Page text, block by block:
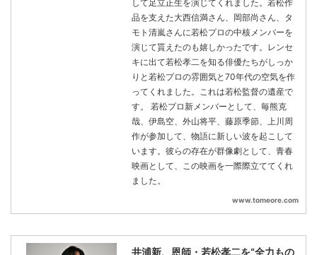
して足立正生を演じてくれました。若松作
品を支えた大西信満さん、岡部尚さん、タ
モト清嵐さんに若松プロの中核メンバーを
演じて貰えたのも嬉しかったです。レンセ
キに出て若松孝二を知る俳優たちがしっか
りと若松プロの雰囲気と70年代の空気を作
ってくれました。これは若松監督の遺産で
す。 若松プロ新メンバーとして、毎熊克
哉、伊島空、外山将平、藤原季節、上川周
作が参加して、物語に新しい波を起こして
います。彼らの存在が群像劇として、青春
映画として、この映画を一際際立ててくれ
ました。
www.tomeore.com
井浦新、恩師・若松孝二を“全力もの